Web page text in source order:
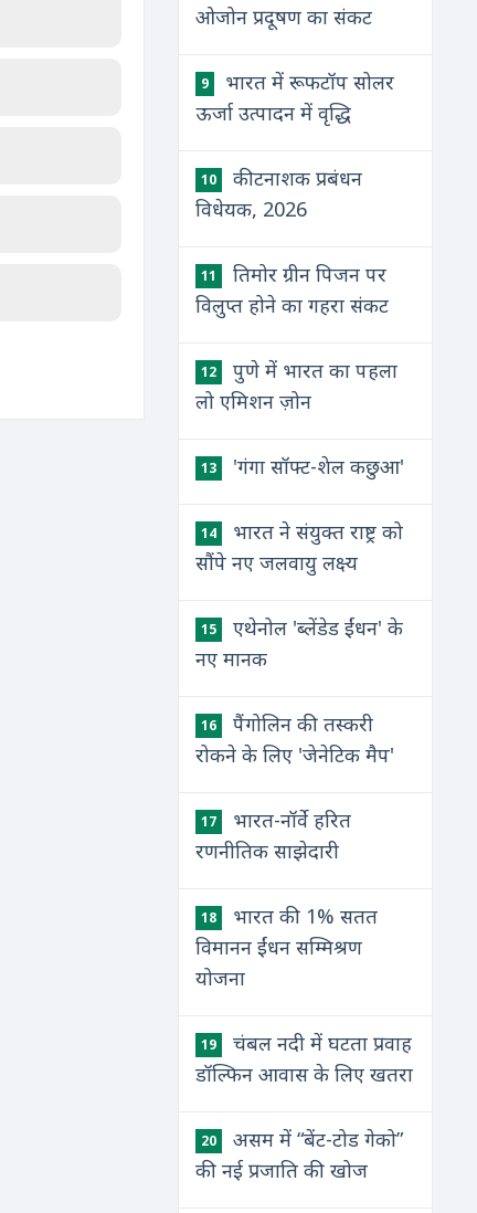
ओजोन प्रदूषण का संकट
9
भारत में रूफटॉप सोलर
ऊर्जा उत्पादन में वृद्धि
10
कीटनाशक प्रबंधन
विधेयक, 2026
11
तिमोर ग्रीन पिजन पर
विलुप्त होने का गहरा संकट
12
पुणे में भारत का पहला
लो एमिशन ज़ोन
13 'गंगा सॉफ्ट-शेल कछुआ'
14
भारत ने संयुक्त राष्ट्र को
सौंपे नए जलवायु लक्ष्य
15
एथेनोल 'ब्लेंडेड ईंधन' के
नए मानक
16
पैंगोलिन की तस्करी
रोकने के लिए 'जेनेटिक मैप'
17
भारत-नॉर्वे हरित
रणनीतिक साझेदारी
18
भारत की 1% सतत
विमानन ईंधन सम्मिश्रण
योजना
19
चंबल नदी में घटता प्रवाह
डॉल्फिन आवास के लिए खतरा
20
असम में “बेंट-टोड गेको”
की नई प्रजाति की खोज